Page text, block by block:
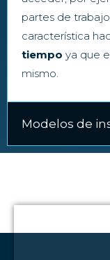
partes de
característica
tiempo ya que
mismo.
Modelos de